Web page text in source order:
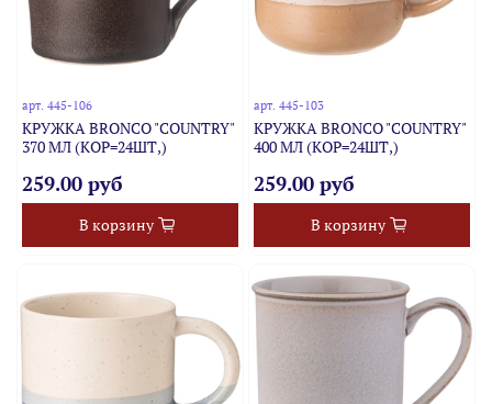
арт.445-106
КРУЖКА BRONCO "COUNTRY"
370 МЛ (КОР=24ШТ,)
259.00 руб
В корзину
арт. 445-103
КРУЖКА BRONCO "COUNTRY"
400 МЛ (КОР=24ШТ,)
259.00 руб
В корзину